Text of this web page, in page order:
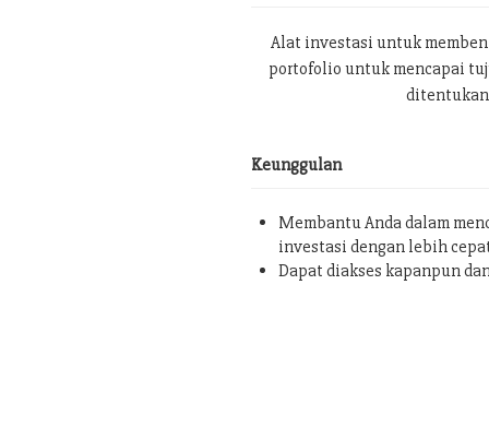
Alat investasi untuk
portofolio untuk mencapai
ditentukan
Keunggulan
Membantu Anda dalam
investasi dengan lebih
Dapat diakses kapanpun